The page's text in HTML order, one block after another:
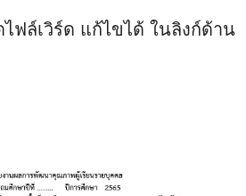
ฟล์เวิร์ด แก้ไขได้ ในลิงก์ด้าน